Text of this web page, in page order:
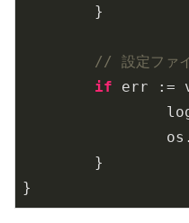
// 設定ファイ
if err :=